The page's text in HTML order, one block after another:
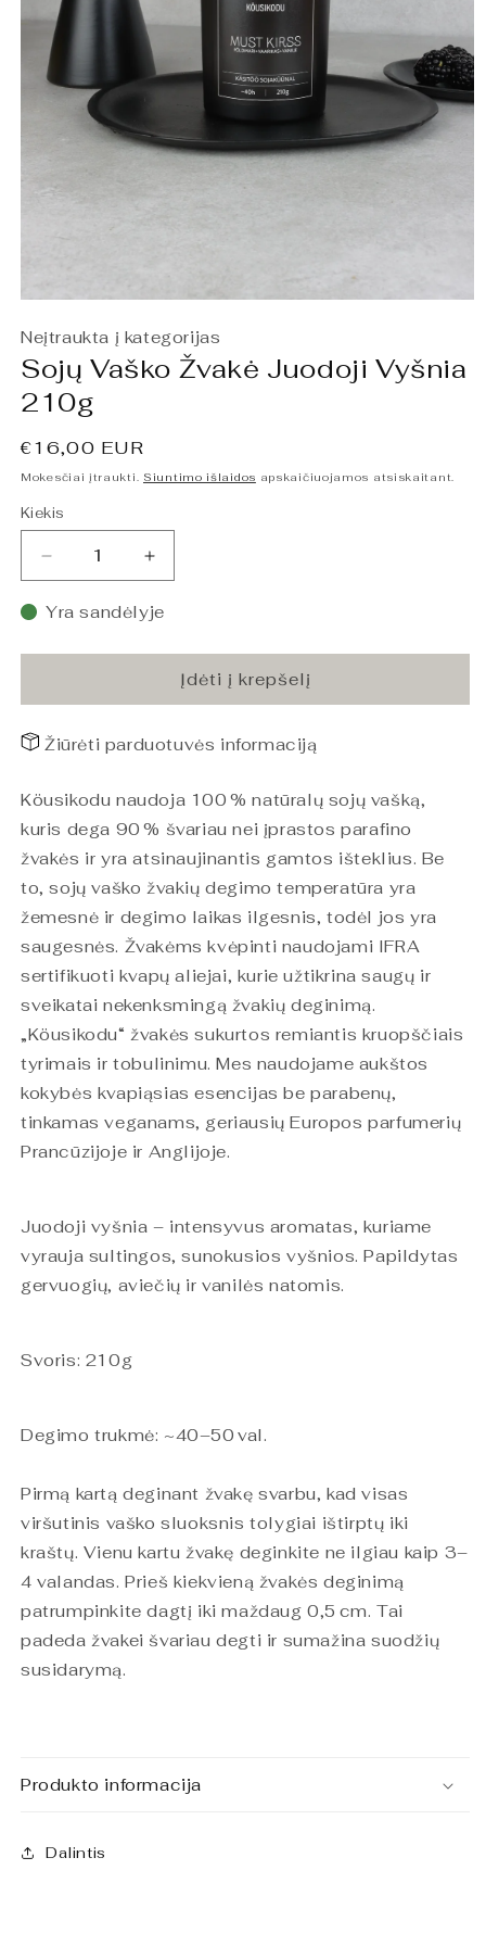
1
modaliniame
lange
Neįtraukta į kategorijas
Sojų Vaško Žvakė Juodoji Vyšnia
210g
Įprasta
kaina
€16,00 EUR
Mokesčiai įtraukti. Siuntimo išlaidos apskaičiuojamos atsiskaitant.
Kiekis
Sumažinti
Sojų
Vaško
Juodoji
210g
Padidinti
Sojų
Vaško
Juodoji
Vyšnia
210g
Yra sandėlyje
Įdėti į krepšelį
Žiūrėti parduotuvės informaciją
Köusikodu naudoja 100 % natūralų sojų vašką,
kuris dega 90 % švariau nei įprastos parafino
žvakės ir yra atsinaujinantis gamtos išteklius. Be
to, sojų vaško žvakių degimo temperatūra yra
žemesnė ir degimo laikas ilgesnis, todėl jos yra
saugesnės. Žvakėms kvėpinti naudojami IFRA
sertifikuoti kvapų aliejai, kurie užtikrina saugų ir
sveikatai nekenksmingą žvakių deginimą.
„Köusikodu“ žvakės sukurtos remiantis kruopščiais
tyrimais ir tobulinimu. Mes naudojame aukštos
kokybės kvapiąsias esencijas be parabenų,
tinkamas veganams, geriausių Europos parfumerių
Prancūzijoje ir Anglijoje.
Juodoji vyšnia – intensyvus aromatas, kuriame
vyrauja sultingos, sunokusios vyšnios. Papildytas
gervuogių, aviečių ir vanilės natomis.
Svoris: 210g
Degimo trukmė: ~40–50 val.
Pirmą kartą deginant žvakę svarbu, kad visas
viršutinis vaško sluoksnis tolygiai ištirptų iki
kraštų. Vienu kartu žvakę deginkite ne ilgiau kaip 3–
4 valandas. Prieš kiekvieną žvakės deginimą
patrumpinkite dagtį iki maždaug 0,5 cm. Tai
padeda žvakei švariau degti ir sumažina suodžių
susidarymą.
Produkto informacija
Dalintis